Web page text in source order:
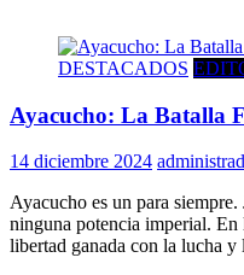
DESTACADOS
Ayacucho: La Batalla
14 diciembre 2024
Ayacucho es un para
ninguna potencia imperial. En
libertad ganada con la lucha y